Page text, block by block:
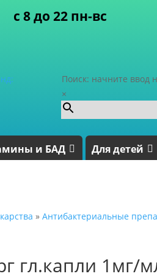
с 8 до 22 пн-вс
Поиск: начните ввод
×
и БАД Для детей
» Антибактериальные
гл.капли 1мг/